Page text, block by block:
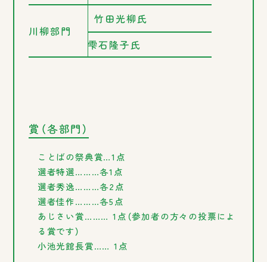
川柳部門
竹田光柳氏
雫石隆子氏
賞（各部門）
ことばの祭典賞…1点
選者特選………各1点
選者秀逸………各2点
選者佳作………各5点
あじさい賞……… 1点（参加者の方々の投票によ
る賞です）
小池光館長賞…… 1点